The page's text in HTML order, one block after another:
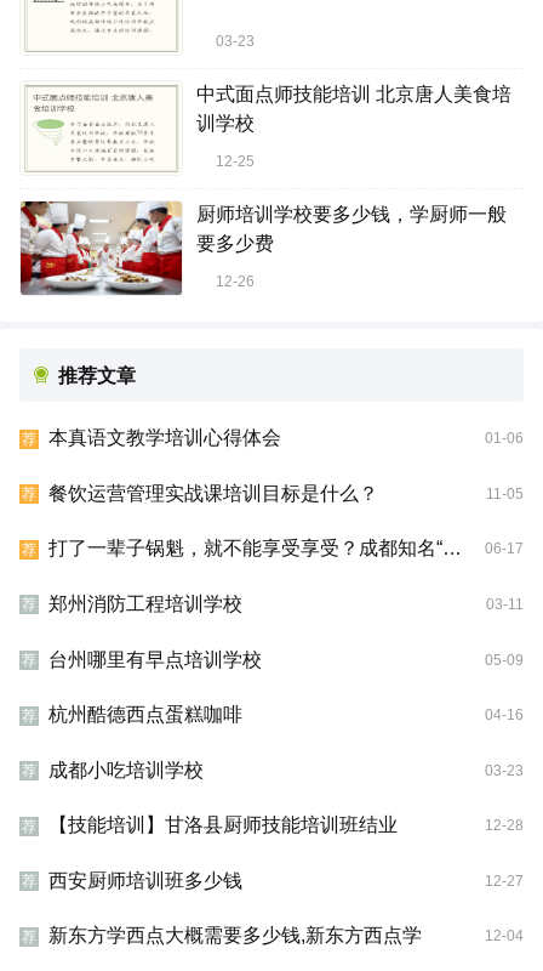
03-23
中式面点师技能培训 北京唐人美食培
训学校
12-25
厨师培训学校要多少钱，学厨师一般
要多少费
12-26
推荐文章
荐 本真语文教学培训心得体会 01-06
荐 餐饮运营管理实战课培训目标是什么？ 11-05
荐 打了一辈子锅魁，就不能享受享受？成都知名“混糖锅魁”，吃过吗 06-17
荐 郑州消防工程培训学校 03-11
荐 台州哪里有早点培训学校 05-09
荐 杭州酷德西点蛋糕咖啡 04-16
荐 成都小吃培训学校 03-23
荐 【技能培训】甘洛县厨师技能培训班结业 12-28
荐 西安厨师培训班多少钱 12-27
荐 新东方学西点大概需要多少钱,新东方西点学 12-04